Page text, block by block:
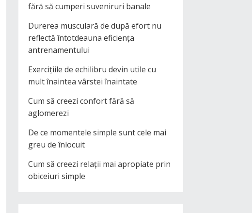
fără să cumperi suveniruri banale
Durerea musculară de după efort nu
reflectă întotdeauna eficiența
antrenamentului
Exercițiile de echilibru devin utile cu
mult înaintea vârstei înaintate
Cum să creezi confort fără să
aglomerezi
De ce momentele simple sunt cele mai
greu de înlocuit
Cum să creezi relații mai apropiate prin
obiceiuri simple